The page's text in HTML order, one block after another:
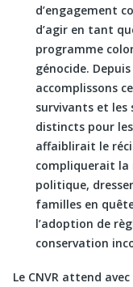
d’engagement
d’agir en tant
programme
génocide.
accomplissons
survivants et les
distincts pour
affaiblirait le
compliquerait la
politique,
familles en
l’adoption de
conservation
Le CNVR attend